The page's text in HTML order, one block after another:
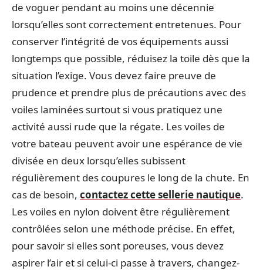
de voguer pendant au moins une décennie
lorsqu’elles sont correctement entretenues. Pour
conserver l’intégrité de vos équipements aussi
longtemps que possible, réduisez la toile dès que la
situation l’exige. Vous devez faire preuve de
prudence et prendre plus de précautions avec des
voiles laminées surtout si vous pratiquez une
activité aussi rude que la régate. Les voiles de
votre bateau peuvent avoir une espérance de vie
divisée en deux lorsqu’elles subissent
régulièrement des coupures le long de la chute. En
cas de besoin, contactez cette sellerie nautique.
Les voiles en nylon doivent être régulièrement
contrôlées selon une méthode précise. En effet,
pour savoir si elles sont poreuses, vous devez
aspirer l’air et si celui-ci passe à travers, changez-